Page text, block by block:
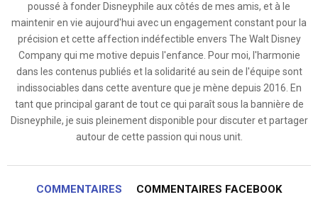
poussé à fonder Disneyphile aux côtés de mes amis, et à le
maintenir en vie aujourd'hui avec un engagement constant pour la
précision et cette affection indéfectible envers The Walt Disney
Company qui me motive depuis l'enfance. Pour moi, l'harmonie
dans les contenus publiés et la solidarité au sein de l'équipe sont
indissociables dans cette aventure que je mène depuis 2016. En
tant que principal garant de tout ce qui paraît sous la bannière de
Disneyphile, je suis pleinement disponible pour discuter et partager
autour de cette passion qui nous unit.
COMMENTAIRES COMMENTAIRES FACEBOOK